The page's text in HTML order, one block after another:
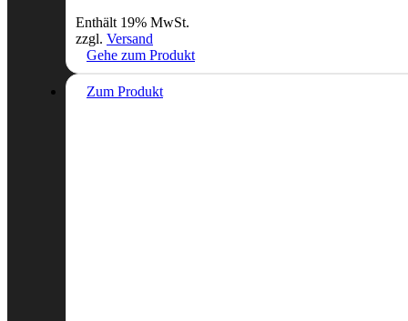
Enthält 19% MwSt.
zzgl. Versand
Gehe zum Produkt
Zum Produkt